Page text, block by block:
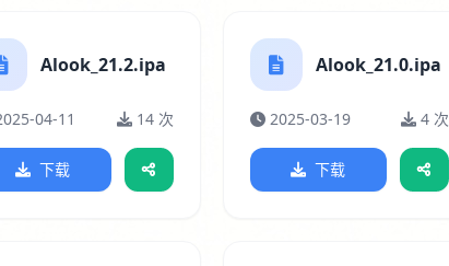
Alook_21.2.ipa
04-11 14 次
下载
Alook_21.0.ipa
2025-03-19 4 次
下载